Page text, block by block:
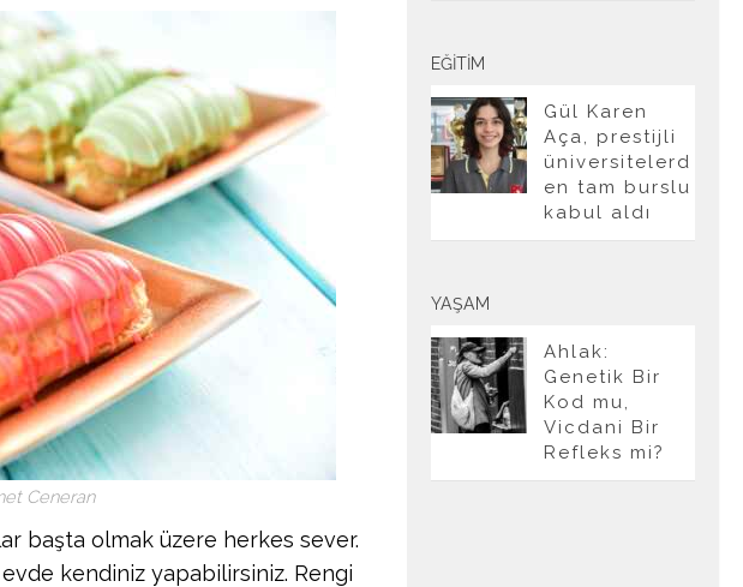
Ceneran
başta olmak üzere herkes sever.
kendiniz yapabilirsiniz. Rengi
EĞITIM
Gül Karen
Aça, prestijli
üniversitelerd
en tam burslu
kabul aldı
YAŞAM
Ahlak:
Genetik Bir
Kod mu,
Vicdani Bir
Refleks mi?